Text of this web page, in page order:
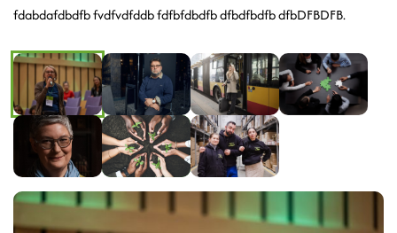
fdabdafdbdfb fvdfvdfddb fdfbfdbdfb dfbdfbdfb dfbDFBDFB.